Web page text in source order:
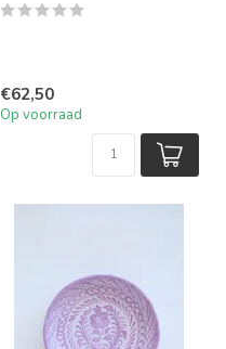
€62,50
Op voorraad